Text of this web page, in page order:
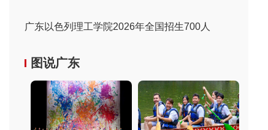
广东以色列理工学院2026年全国招生700人
图说广东